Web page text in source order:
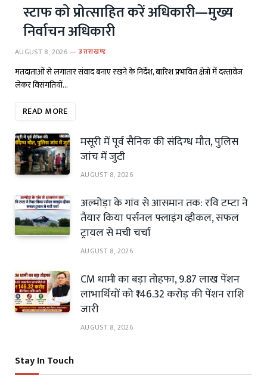
स्टाफ को प्रोत्साहित करें अधिकारी—मुख्य
निर्वाचन अधिकारी
AUGUST 8, 2026 उत्तराखण्ड
मतदाताओं से लगातार संवाद बनाए रखने के निर्देश, बारिश प्रभावित क्षेत्रों में दस्तावेज
लेकर विसंगतियों…
READ MORE
मसूरी में पूर्व सैनिक की संदिग्ध मौत, पुलिस
जांच में जुटी
AUGUST 8, 2026
अल्मोड़ा के गांव से आसमान तक: रवि टम्टा ने
तैयार किया पर्सनल फ्लाइंग व्हीकल, सफल
ट्रायल से मची चर्चा
AUGUST 8, 2026
CM धामी का बड़ा तोहफा, 9.87 लाख पेंशन
लाभार्थियों को ₹146.32 करोड़ की पेंशन राशि
जारी
AUGUST 8, 2026
Stay In Touch